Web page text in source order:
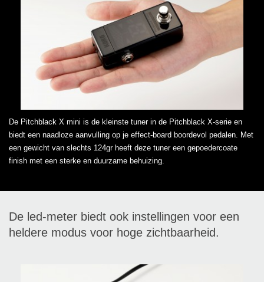
De Pitchblack X mini is de kleinste tuner in de Pitchblack X-serie en
biedt een naadloze aanvulling op je effect-board boordevol pedalen. Met
een gewicht van slechts 124gr heeft deze tuner een gepoedercoate
finish met een sterke en duurzame behuizing.
De led-meter biedt ook instellingen voor een
heldere modus voor hoge zichtbaarheid.